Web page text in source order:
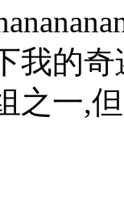
我的
之一,